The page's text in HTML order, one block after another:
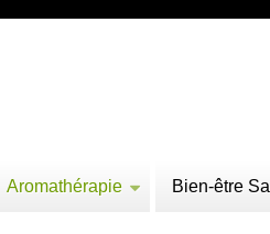
Aromathérapie Bien-être